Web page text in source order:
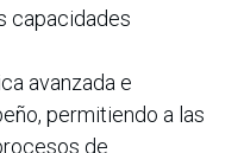
capacidades
avanzada e
permitiendo a las
de